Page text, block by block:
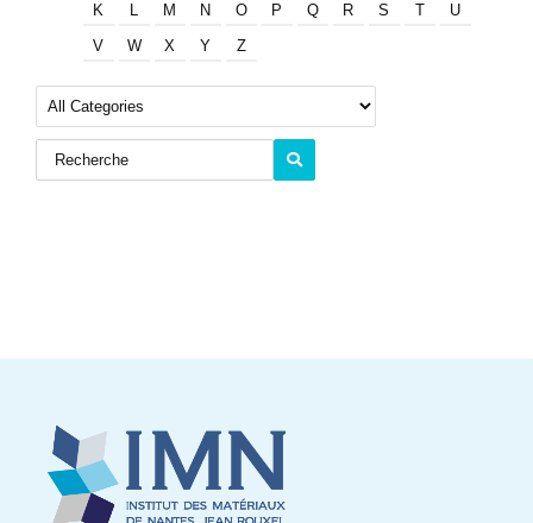
K
L M N O P Q R S T
U
V
W X Y Z